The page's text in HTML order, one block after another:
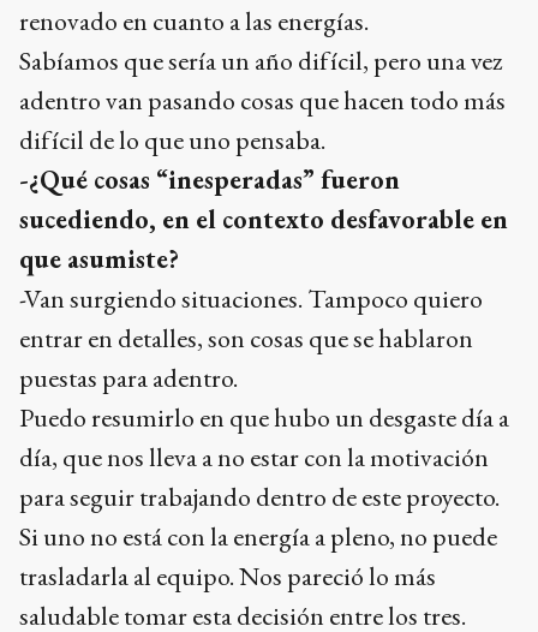
renovado en cuanto a las energías.
Sabíamos que sería un año difícil, pero una vez
adentro van pasando cosas que hacen todo más
difícil de lo que uno pensaba.
-¿Qué cosas “inesperadas” fueron
sucediendo, en el contexto desfavorable en
que asumiste?
-Van surgiendo situaciones. Tampoco quiero
entrar en detalles, son cosas que se hablaron
puestas para adentro.
Puedo resumirlo en que hubo un desgaste día a
día, que nos lleva a no estar con la motivación
para seguir trabajando dentro de este proyecto.
Si uno no está con la energía a pleno, no puede
trasladarla al equipo. Nos pareció lo más
saludable tomar esta decisión entre los tres.